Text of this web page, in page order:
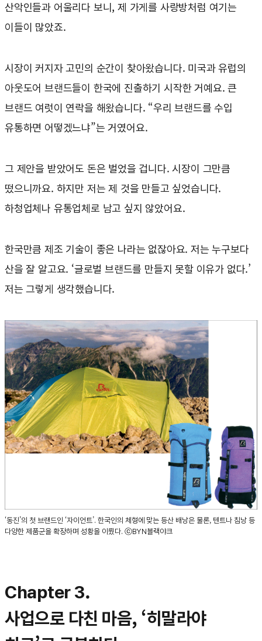
산악인들과 어울리다 보니, 제 가게를 사랑방처럼 여기는
이들이 많았죠.
시장이 커지자 고민의 순간이 찾아왔습니다. 미국과 유럽의
아웃도어 브랜드들이 한국에 진출하기 시작한 거예요. 큰
브랜드 여럿이 연락을 해왔습니다. “우리 브랜드를 수입
유통하면 어떻겠느냐”는 거였어요.
그 제안을 받았어도 돈은 벌었을 겁니다. 시장이 그만큼
떴으니까요. 하지만 저는 제 것을 만들고 싶었습니다.
하청업체나 유통업체로 남고 싶지 않았어요.
한국만큼 제조 기술이 좋은 나라는 없잖아요. 저는 누구보다
산을 잘 알고요. ‘글로벌 브랜드를 만들지 못할 이유가 없다.’
저는 그렇게 생각했습니다.
‘동진’의 첫 브랜드인 ‘자이언트’. 한국인의 체형에 맞는 등산 배낭은 물론, 텐트나 침낭 등
다양한 제품군을 확장하며 성황을 이뤘다. ⓒBYN블랙야크
Chapter 3.
사업으로 다친 마음, ‘히말라야